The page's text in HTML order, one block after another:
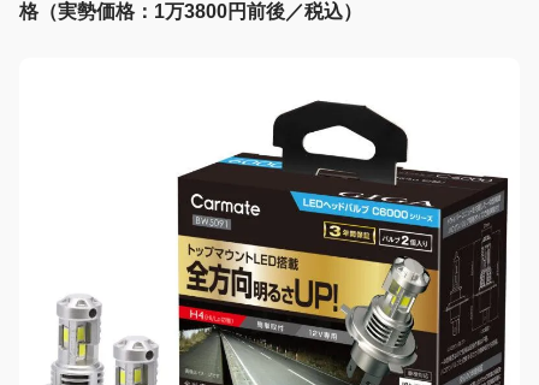
格（実勢価格：1万3800円前後／税込）